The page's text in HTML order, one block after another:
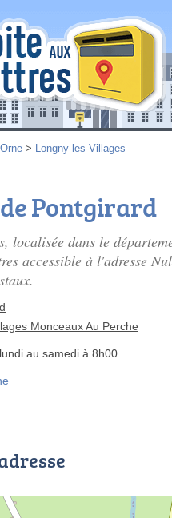
Orne > Longny-les-Villages
Pontgirard
localisée dans le
accessible à l'adresse
Monceaux Au Perche
lundi au samedi à 8h00